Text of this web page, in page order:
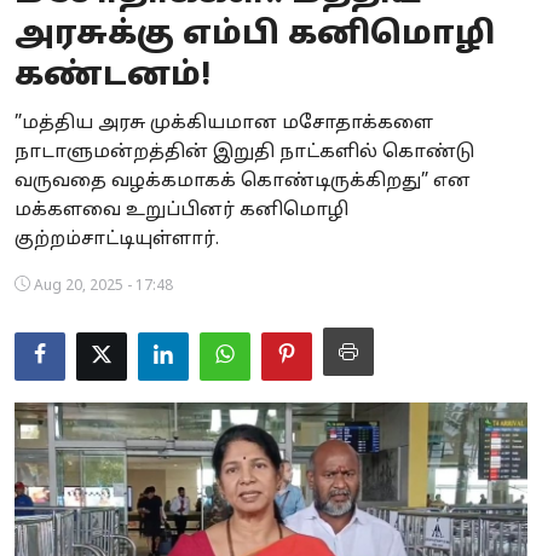
Business
Crime
Tamilnadu
National
World
Spirituality
Weather
Politics
அரசுக்கு எம்பி கனிமொழி
கண்டனம்!
”மத்திய அரசு முக்கியமான மசோதாக்களை
நாடாளுமன்றத்தின் இறுதி நாட்களில் கொண்டு
வருவதை வழக்கமாகக் கொண்டிருக்கிறது” என
மக்களவை உறுப்பினர் கனிமொழி
குற்றம்சாட்டியுள்ளார்.
Aug 20, 2025 - 17:48